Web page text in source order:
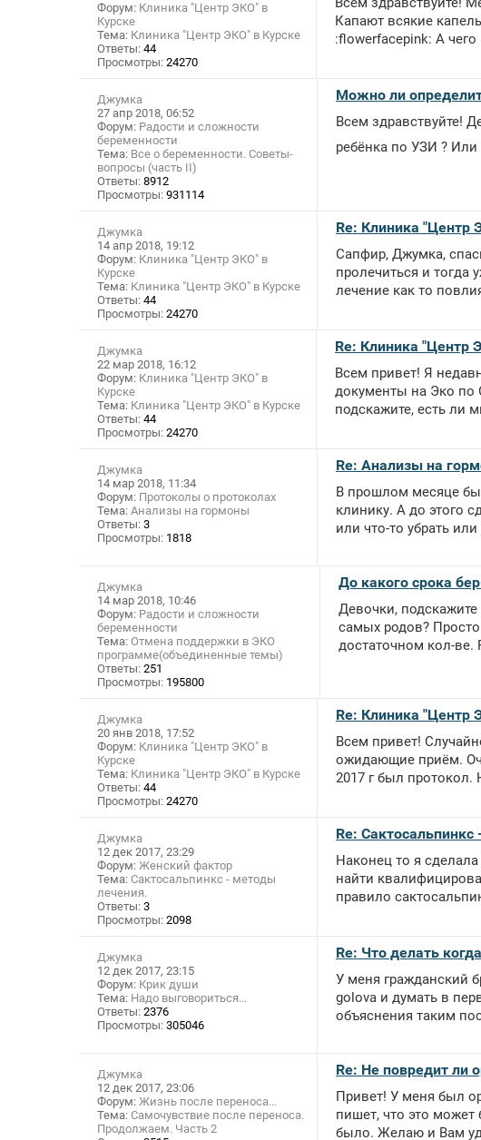
Форум: Клиника "Центр ЭКО" в
Курске
Тема: Клиника "Центр ЭКО" в Курске
Ответы: 44
Просмотры: 24270
Капают всякие
:flowerfacepink: А
Джумка
27 апр 2018, 06:52
Форум: Радости и сложности
беременности
Тема: Все о беременности. Советы-
вопросы (часть II)
Ответы: 8912
Просмотры: 931114
Можно ли
Всем здравствуйте!
ребёнка по УЗИ ?
Джумка
14 апр 2018, 19:12
Форум: Клиника "Центр ЭКО" в
Курске
Тема: Клиника "Центр ЭКО" в Курске
Ответы: 44
Просмотры: 24270
Re: Клиника "Центр
Сапфир, Джумка,
пролечиться и тогда
лечение как то
Джумка
22 мар 2018, 16:12
Форум: Клиника "Центр ЭКО" в
Курске
Тема: Клиника "Центр ЭКО" в Курске
Ответы: 44
Просмотры: 24270
Re: Клиника "Центр
Всем привет! Я
документы на Эко по
подскажите, есть ли
Джумка
14 мар 2018, 11:34
Форум: Протоколы о протоколах
Тема: Анализы на гормоны
Ответы: 3
Просмотры: 1818
Re: Анализы на
В прошлом месяце
клинику. А до этого
или что-то убрать
Джумка
14 мар 2018, 10:46
Форум: Радости и сложности
беременности
Тема: Отмена поддержки в ЭКО
программе(объединенные темы)
Ответы: 251
Просмотры: 195800
До какого срока
Девочки,
самых родов?
достаточном кол-ве.
Джумка
20 янв 2018, 17:52
Форум: Клиника "Центр ЭКО" в
Курске
Тема: Клиника "Центр ЭКО" в Курске
Ответы: 44
Просмотры: 24270
Re: Клиника "Центр
Всем привет!
ожидающие приём.
2017 г был протокол.
Джумка
12 дек 2017, 23:29
Форум: Женский фактор
Тема: Сактосальпинкс - методы
лечения.
Ответы: 3
Просмотры: 2098
Re:
Наконец то я
найти
правило
Джумка
12 дек 2017, 23:15
Форум: Крик души
Тема: Надо выговориться...
Ответы: 2376
Просмотры: 305046
Re: Что делать
У меня гражданский
golova и думать в
объяснения таким
Джумка
12 дек 2017, 23:06
Форум: Жизнь после переноса...
Тема: Самочувствие после переноса.
Продолжаем. Часть 2
Re: Не повредит ли
Привет! У меня был
пишет, что это
было. Желаю и Вам